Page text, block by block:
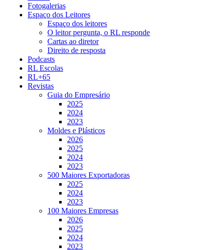
Fotogalerias
Espaço dos Leitores
Espaço dos leitores
O leitor pergunta, o RL responde
Cartas ao diretor
Direito de resposta
Podcasts
RL Escolas
RL+65
Revistas
Guia do Empresário
2025
2024
2023
Moldes e Plásticos
2026
2025
2024
2023
500 Maiores Exportadoras
2025
2024
2023
100 Maiores Empresas
2026
2025
2024
2023